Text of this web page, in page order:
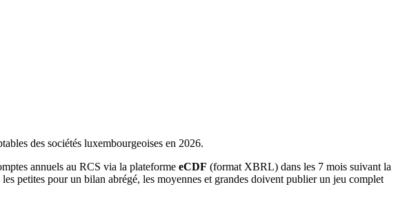
des sociétés luxembourgeoises en 2026.
annuels au RCS via la plateforme eCDF (format XBRL) dans les 7 mois suivant la
petites pour un bilan abrégé, les moyennes et grandes doivent publier un jeu complet